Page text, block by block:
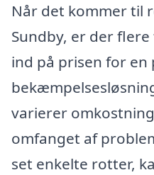
Når det kommer til
Sundby, er der
ind på prisen for en
varierer
omfanget af
set enkelte rotter,